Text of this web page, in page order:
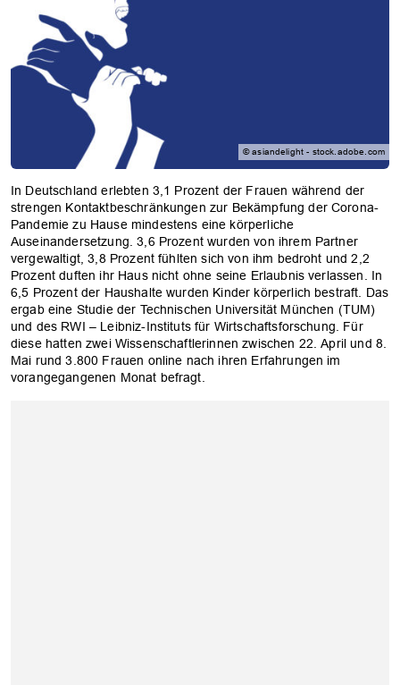
© asiandelight - stock.adobe.com
In Deutschland erlebten 3,1 Prozent der Frauen während der
strengen Kontaktbeschränkungen zur Bekämpfung der Corona-
Pandemie zu Hause mindestens eine körperliche
Auseinandersetzung. 3,6 Prozent wurden von ihrem Partner
vergewaltigt, 3,8 Prozent fühlten sich von ihm bedroht und 2,2
Prozent duften ihr Haus nicht ohne seine Erlaubnis verlassen. In
6,5 Prozent der Haushalte wurden Kinder körperlich bestraft. Das
ergab eine Studie der Technischen Universität München (TUM)
und des RWI – Leibniz-Instituts für Wirtschaftsforschung. Für
diese hatten zwei Wissenschaftlerinnen zwischen 22. April und 8.
Mai rund 3.800 Frauen online nach ihren Erfahrungen im
vorangegangenen Monat befragt.